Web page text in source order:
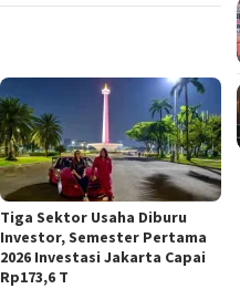
Tiga Sektor Usaha Diburu
Investor, Semester Pertama
2026 Investasi Jakarta Capai
Rp173,6 T